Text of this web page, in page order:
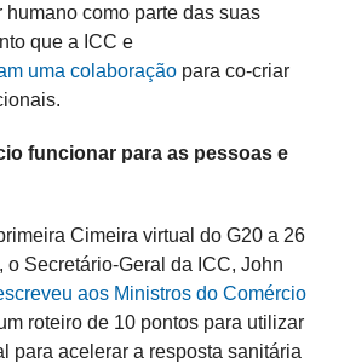
humano como parte das suas
que a ICC e
uma colaboraçãopara co-criar
funcionar para as pessoas e
Cimeira virtual do G20 a 26
o Secretário-Geral da ICC, John
aos Ministros do Comércio
roteiro de 10 pontos para utilizar
para acelerar a resposta sanitária